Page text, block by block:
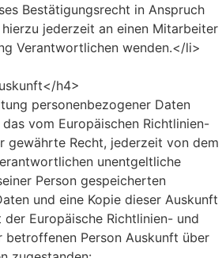
Bestätigungsrecht in Anspruch
jederzeit an einen Mitarbeiter
Verantwortlichen wenden.</li>
h4>
personenbezogener Daten
vom Europäischen Richtlinien-
gewährte Recht, jederzeit von dem
unentgeltliche
Person gespeicherten
und eine Kopie dieser Auskunft
der Europäische Richtlinien- und
betroffenen Person Auskunft über